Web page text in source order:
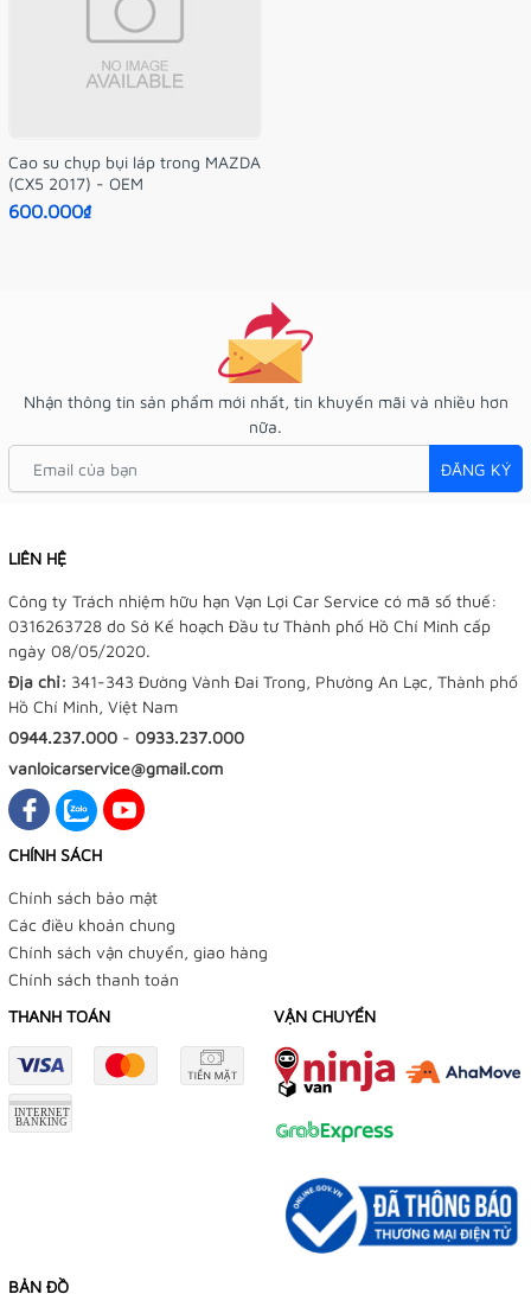
Cao su chụp bụi láp trong MAZDA
(CX5 2017) - OEM
600.000₫
Nhận thông tin sản phẩm mới nhất, tin khuyến mãi và nhiều hơn
nữa.
ĐĂNG KÝ
LIÊN HỆ
Công ty Trách nhiệm hữu hạn Vạn Lợi Car Service có mã số thuế:
0316263728 do Sở Kế hoạch Đầu tư Thành phố Hồ Chí Minh cấp
ngày 08/05/2020.
Địa chỉ: 341-343 Đường Vành Đai Trong, Phường An Lạc, Thành phố
Hồ Chí Minh, Việt Nam
0944.237.000 - 0933.237.000
vanloicarservice@gmail.com
CHÍNH SÁCH
Chính sách bảo mật
Các điều khoản chung
Chính sách vận chuyển, giao hàng
Chính sách thanh toán
THANH TOÁN
VẬN CHUYỂN
BẢN ĐỒ